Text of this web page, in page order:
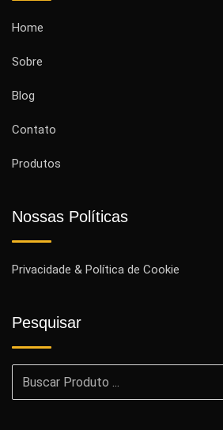
Home
Sobre
Blog
Contato
Produtos
Nossas Políticas
Privacidade & Política de Cookie
Pesquisar